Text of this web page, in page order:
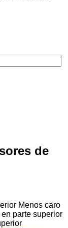
de
Menos caro
parte superior